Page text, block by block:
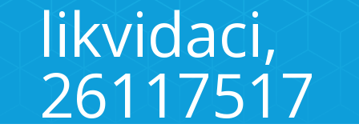
likvidaci,
26117517